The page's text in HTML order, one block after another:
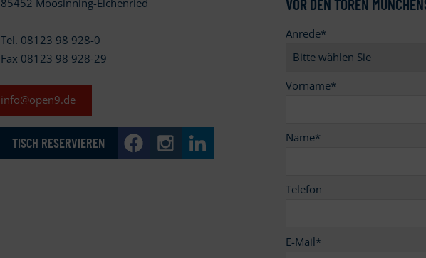
85452 Moosinning-Eichenried
Tel. 08123 98 928-0
Fax 08123 98 928-29
info@open9.de
TISCH RESERVIEREN
Anrede*
Vorname*
Name*
Telefon
E-Mail*